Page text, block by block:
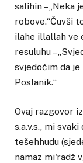
salihin – „Neka
robove.“Čuvši
ilahe illallah ve
resuluhu –
svjedočim da
Poslanik.“
Ovaj razgovor
s.a.v.s., mi
tešehhudu
namaz mi'radž